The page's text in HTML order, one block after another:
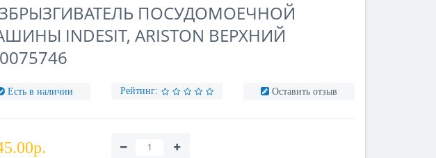
ПОСУДОМОЕЧНОЙ
INDESIT, ARISTON ВЕРХНИЙ
Есть в наличии Рейтинг: Оставить отзыв